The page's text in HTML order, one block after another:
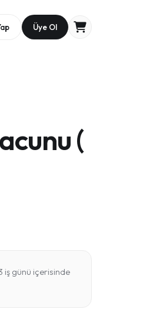
Üye Ol
(
iş günü içerisinde